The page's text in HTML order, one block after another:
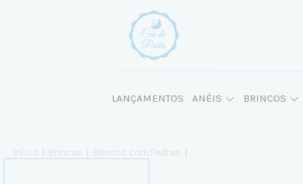
LANÇAMENTOS ANÉIS BRINCOS
Início Brincos Brincos com Pedras